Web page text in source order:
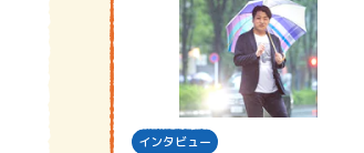
インタビュー